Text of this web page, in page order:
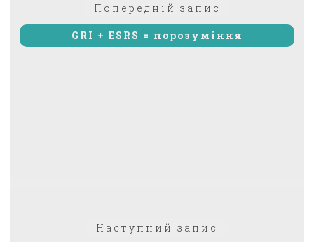
Попередній запис
GRI + ESRS = порозуміння
Наступний запис